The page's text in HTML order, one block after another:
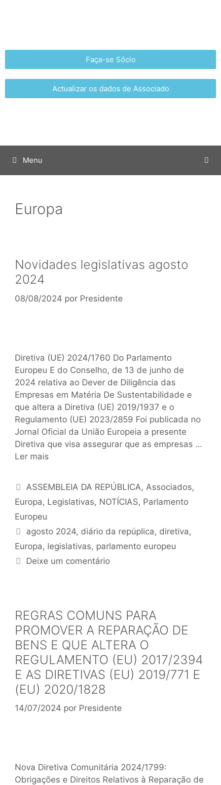
Faça-se Sócio
Actualizar os dados de Associado
Menu
Europa
Novidades legislativas agosto
2024
08/08/2024 por Presidente
Diretiva (UE) 2024/1760 Do Parlamento
Europeu E do Conselho, de 13 de junho de
2024 relativa ao Dever de Diligência das
Empresas em Matéria De Sustentabilidade e
que altera a Diretiva (UE) 2019/1937 e o
Regulamento (UE) 2023/2859 Foi publicada no
Jornal Oficial da União Europeia a presente
Diretiva que visa assegurar que as empresas …
Ler mais
ASSEMBLEIA DA REPÚBLICA, Associados,
Europa, Legislativas, NOTÍCIAS, Parlamento
Europeu
agosto 2024, diário da repúplica, diretiva,
Europa, legislativas, parlamento europeu
Deixe um comentário
REGRAS COMUNS PARA
PROMOVER A REPARAÇÃO DE
BENS E QUE ALTERA O
REGULAMENTO (EU) 2017/2394
E AS DIRETIVAS (EU) 2019/771 E
(EU) 2020/1828
14/07/2024 por Presidente
Nova Diretiva Comunitária 2024/1799:
Obrigações e Direitos Relativos à Reparação de